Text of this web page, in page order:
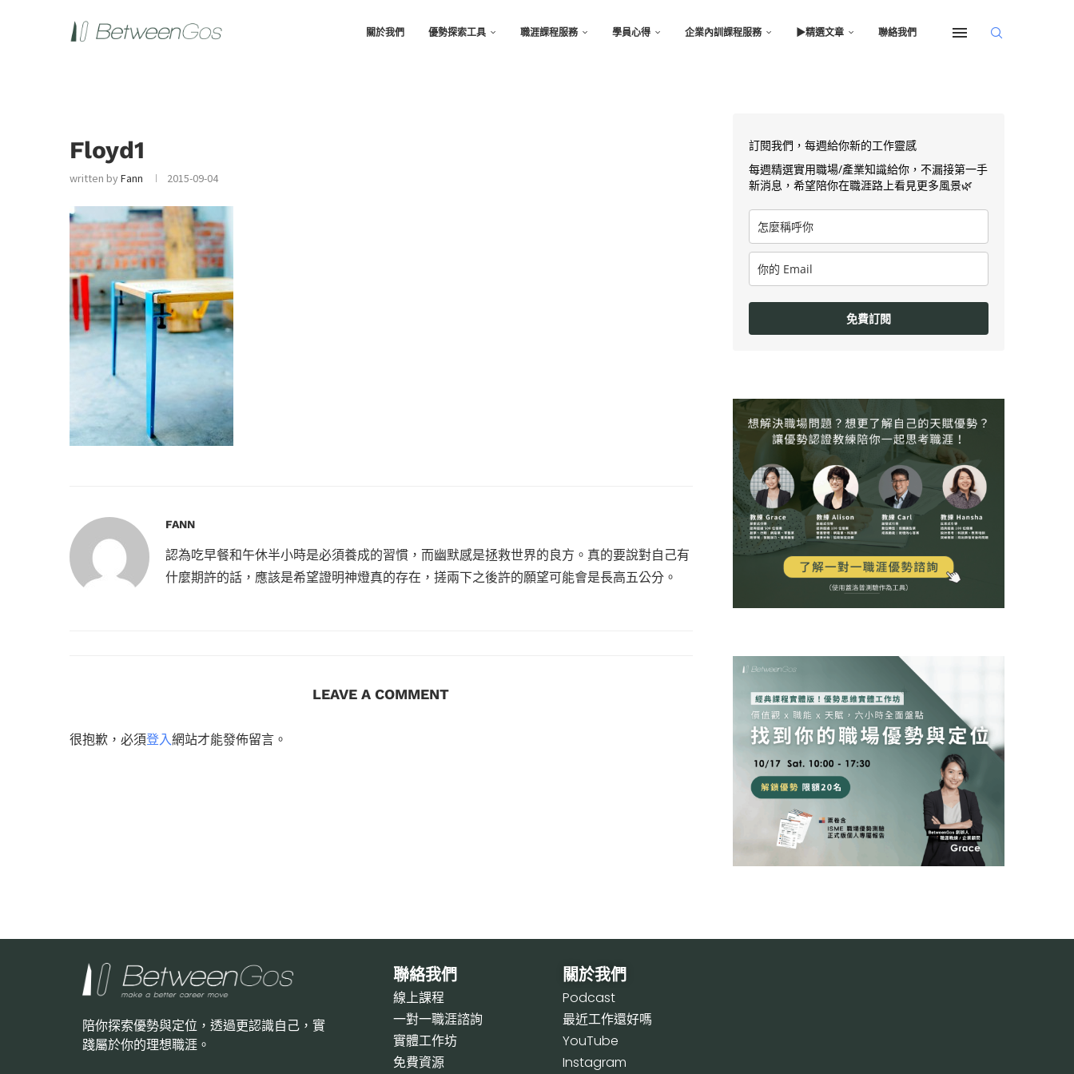
關於我們 優勢探索工具 職涯課程服務 學員心得 企業內訓課程服務 ▶︎精選文章 聯絡我們
Floyd1
written byFann 2015-09-04
FANN
認為吃早餐和午休半小時是必須養成的習慣，而幽默感是拯救世界的良方。真的要說對自己有
什麼期許的話，應該是希望證明神燈真的存在，搓兩下之後許的願望可能會是長高五公分。
LEAVE A COMMENT
很抱歉，必須登入網站才能發佈留言。
訂閱我們，每週給你新的工作靈感
每週精選實用職場/產業知識給你，不漏接第一手
新消息，希望陪你在職涯路上看見更多風景🌿
免費訂閱
陪你探索優勢與定位，透過更認識自己，實
踐屬於你的理想職涯。
聯絡我們
線上課程
一對一職涯諮詢
實體工作坊
免費資源
關於我們
Podcast
最近工作還好嗎
YouTube
Instagram